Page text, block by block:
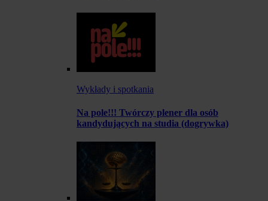
Wykłady i spotkania
Na pole!!! Twórczy plener dla osób
kandydujących na studia (dogrywka)